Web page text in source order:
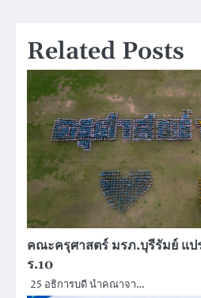
Related Posts
คณะครุศาสตร์ มรภ.บุรีรัมย์ แป
ร.10
25 อธิการบดี นำคณาจา…